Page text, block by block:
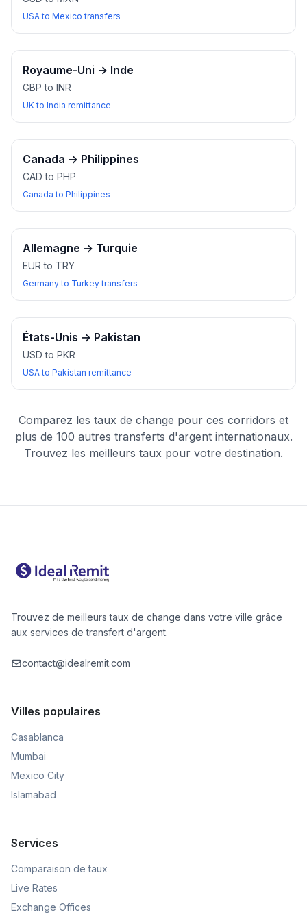
USA to Mexico transfers
Royaume-Uni → Inde
GBP to INR
UK to India remittance
Canada → Philippines
CAD to PHP
Canada to Philippines
Allemagne → Turquie
EUR to TRY
Germany to Turkey transfers
États-Unis → Pakistan
USD to PKR
USA to Pakistan remittance
Comparez les taux de change pour ces corridors et
plus de 100 autres transferts d'argent internationaux.
Trouvez les meilleurs taux pour votre destination.
Trouvez de meilleurs taux de change dans votre ville grâce
aux services de transfert d'argent.
contact@idealremit.com
Villes populaires
Casablanca
Mumbai
Mexico City
Islamabad
Services
Comparaison de taux
Live Rates
Exchange Offices